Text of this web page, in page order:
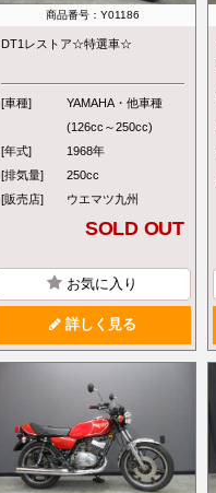
商品番号：Y01186
DT1レストア☆特選車☆
[車種]
YAMAHA・他車種
(126cc～250cc)
[年式]
1968年
[排気量]
250cc
[販売店]
ウエマツ九州
SOLD OUT
お気に入り
詳しく見る